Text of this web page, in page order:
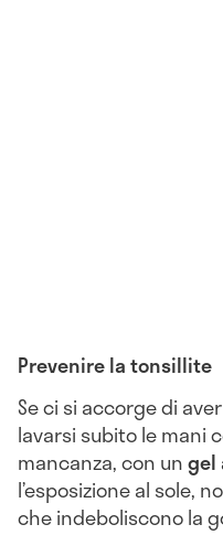
Prevenire la tonsillite
Se ci si accorge di
lavarsi subito le mani
mancanza, con ungel
l’esposizione al sole,
che indeboliscono la